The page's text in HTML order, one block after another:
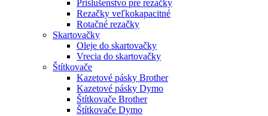
Prislušenstvo pre rezačky
Rezačky veľkokapacitné
Rotačné rezačky
Skartovačky
Oleje do skartovačky
Vrecia do skartovačky
Štítkovače
Kazetové pásky Brother
Kazetové pásky Dymo
Štítkovače Brother
Štítkovače Dymo